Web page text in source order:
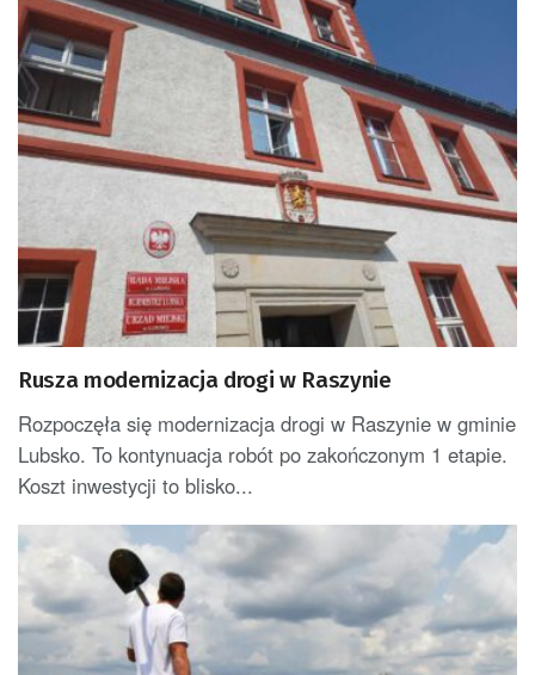
Rusza modernizacja drogi w Raszynie
Rozpoczęła się modernizacja drogi w Raszynie w gminie
Lubsko. To kontynuacja robót po zakończonym 1 etapie.
Koszt inwestycji to blisko...